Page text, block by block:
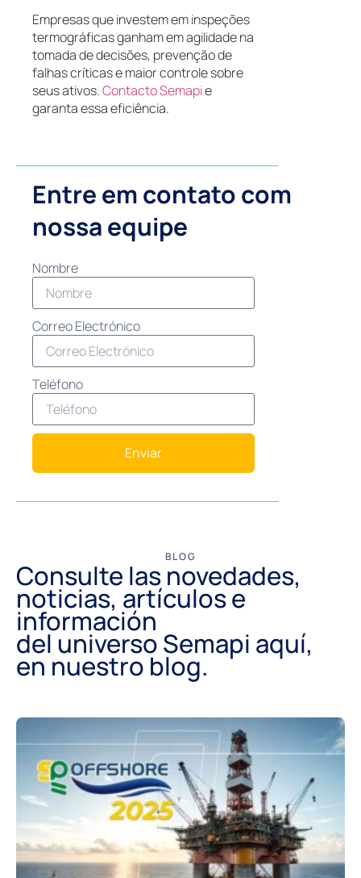
Empresas que investem em inspeções
termográficas ganham em agilidade na
tomada de decisões, prevenção de
falhas críticas e maior controle sobre
seus ativos.Contacto Semapie
garanta essa eficiência.
Entre em contato com
nossa equipe
Nombre
Correo Electrónico
Teléfono
Enviar
BLOG
Consulte las novedades,
noticias, artículos e
información
del universo Semapi aquí,
en nuestro blog.